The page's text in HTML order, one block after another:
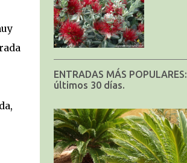
ENTRADAS MÁS POPULARES:
últimos 30 días.